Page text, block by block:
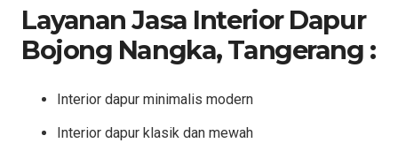
Layanan Jasa Interior Dapur
Bojong Nangka, Tangerang :
Interior dapur minimalis modern
Interior dapur klasik dan mewah